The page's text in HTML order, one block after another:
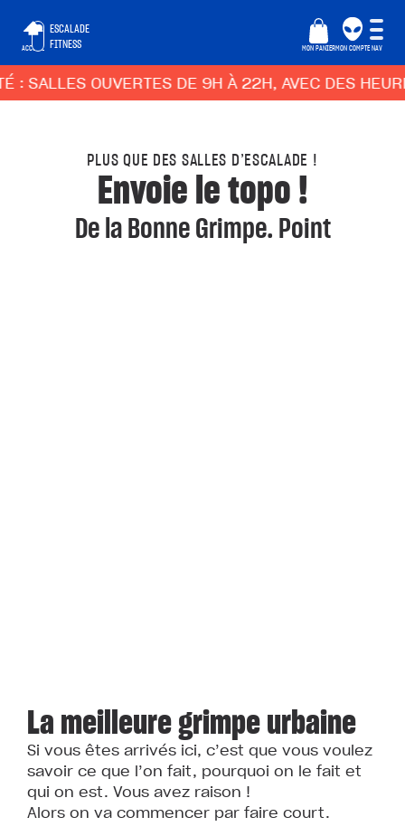
ACCUEIL
ESCALADE
FITNESS
MON PANIERMON COMPTE NAV
OUVERTES DE 9H À 22H, AVEC DES HEURES
PLUS QUE DES SALLES D’ESCALADE !
Envoie le topo !
De la Bonne Grimpe. Point
La meilleure grimpe urbaine
Si vous êtes arrivés ici, c’est que vous voulez
savoir ce que l’on fait, pourquoi on le fait et
qui on est. Vous avez raison !
Alors on va commencer par faire court.